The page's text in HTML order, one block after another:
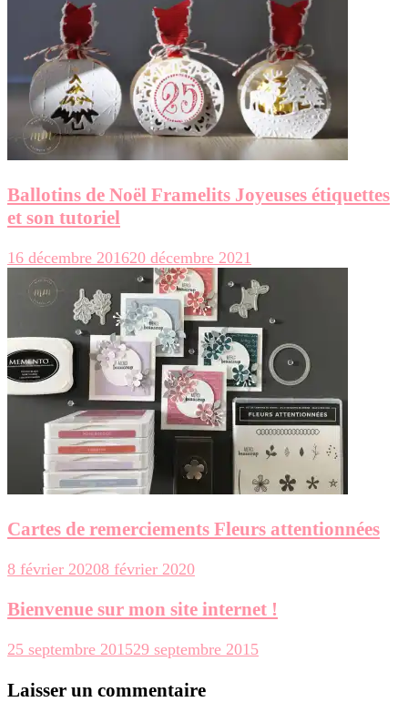
Ballotins de Noël Framelits Joyeuses étiquettes
et son tutoriel
16 décembre 201620 décembre 2021
Cartes de remerciements Fleurs attentionnées
8 février 20208 février 2020
Bienvenue sur mon site internet !
25 septembre 201529 septembre 2015
Laisser un commentaire